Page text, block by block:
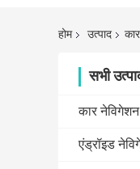
होम उत्पाद
सभी
कार
एंड्रॉइड